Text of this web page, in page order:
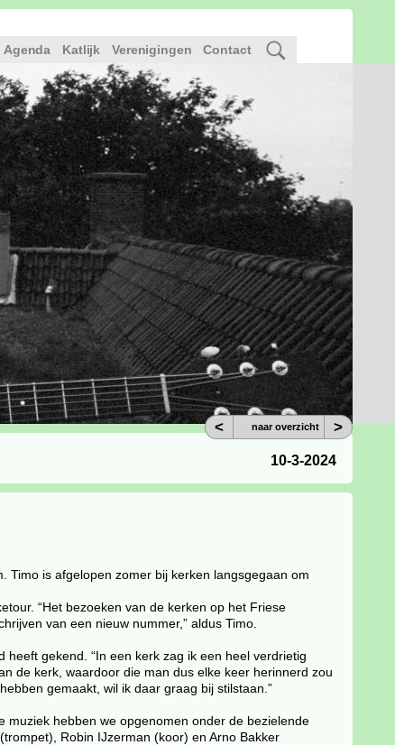
Agenda Katlijk Verenigingen Contact
10-3-2024
Timo is afgelopen zomer bij kerken langsgegaan om
“Het bezoeken van de kerken op het Friese
van een nieuw nummer,” aldus Timo.
gekend. “In een kerk zag ik een heel verdrietig
de kerk, waardoor die man dus elke keer herinnerd zou
gemaakt, wil ik daar graag bij stilstaan.”
muziek hebben we opgenomen onder de bezielende
Robin IJzerman (koor) en Arno Bakker
< naar overzicht >